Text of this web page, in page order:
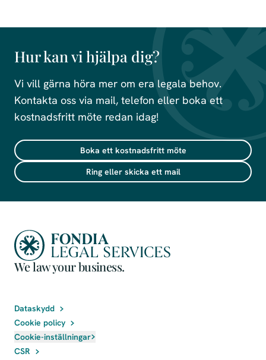
Hur kan vi hjälpa dig?
Vi vill gärna höra mer om era legala behov.
Kontakta oss via mail, telefon eller boka ett
kostnadsfritt möte redan idag!
Boka ett kostnadsfritt möte
Ring eller skicka ett mail
We law your business.
Dataskydd
Cookie policy
Cookie-inställningar
CSR